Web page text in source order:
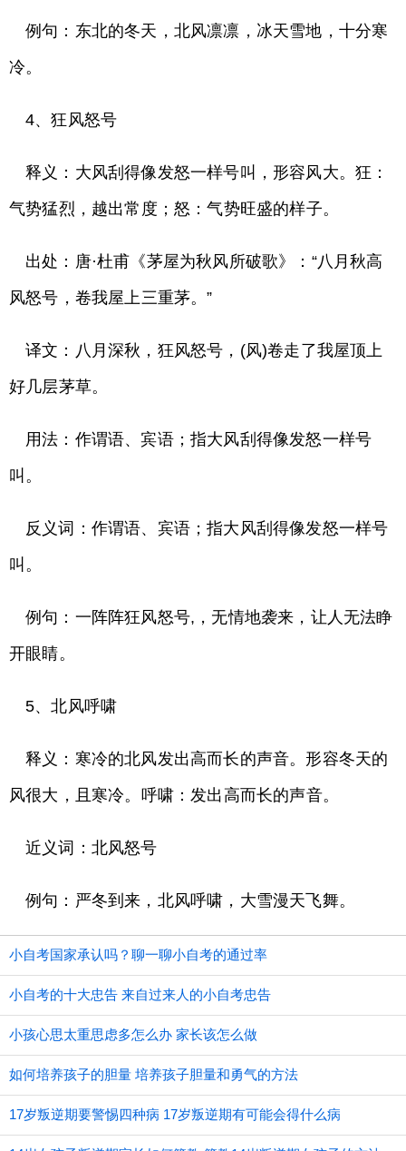
例句：东北的冬天，北风凛凛，冰天雪地，十分寒
冷。
4、狂风怒号
释义：大风刮得像发怒一样号叫，形容风大。狂：
气势猛烈，越出常度；怒：气势旺盛的样子。
出处：唐·杜甫《茅屋为秋风所破歌》：“八月秋高
风怒号，卷我屋上三重茅。”
译文：八月深秋，狂风怒号，(风)卷走了我屋顶上
好几层茅草。
用法：作谓语、宾语；指大风刮得像发怒一样号
叫。
反义词：作谓语、宾语；指大风刮得像发怒一样号
叫。
例句：一阵阵狂风怒号,，无情地袭来，让人无法睁
开眼睛。
5、北风呼啸
释义：寒冷的北风发出高而长的声音。形容冬天的
风很大，且寒冷。呼啸：发出高而长的声音。
近义词：北风怒号
例句：严冬到来，北风呼啸，大雪漫天飞舞。
小自考国家承认吗？聊一聊小自考的通过率
小自考的十大忠告 来自过来人的小自考忠告
小孩心思太重思虑多怎么办 家长该怎么做
如何培养孩子的胆量 培养孩子胆量和勇气的方法
17岁叛逆期要警惕四种病 17岁叛逆期有可能会得什么病